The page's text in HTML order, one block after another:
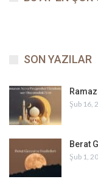
SON YAZILAR
Şub 16,
Berat
Şub 1,